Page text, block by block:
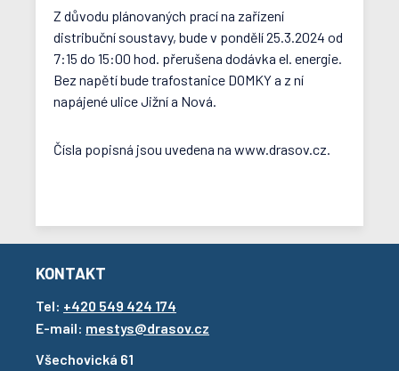
Z důvodu plánovaných prací na zařízení
distribuční soustavy, bude v pondělí 25.3.2024 od
7:15 do 15:00 hod. přerušena dodávka el. energie.
Bez napětí bude trafostanice DOMKY a z ní
napájené ulice Jižní a Nová.
Čísla popisná jsou uvedena na www.drasov.cz.
KONTAKT
Tel: +420 549 424 174
E-mail: mestys@drasov.cz
Všechovická 61